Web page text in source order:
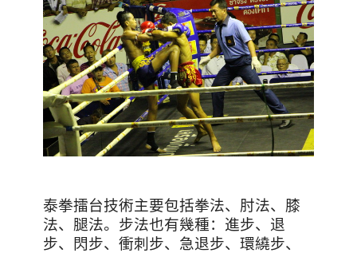
泰拳擂台技術主要包括拳法、肘法、膝
法、腿法。步法也有幾種：進步、退
步、閃步、衝刺步、急退步、環繞步、